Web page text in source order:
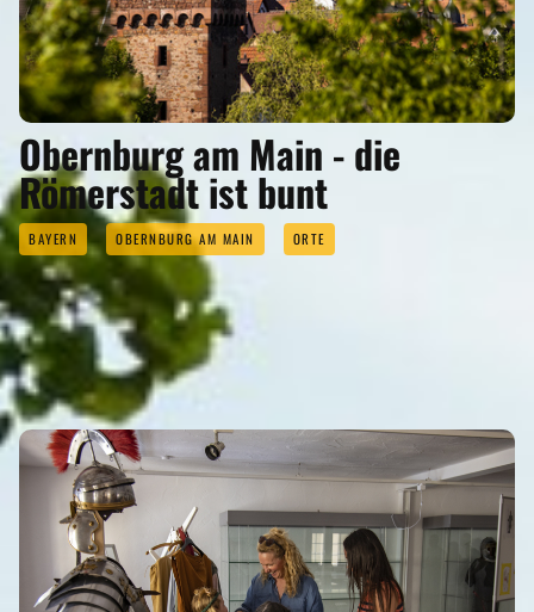
Obernburg am Main - die
Römerstadt ist bunt
BAYERN OBERNBURG AM MAIN ORTE
SEHENSWERTES
Eigenen Eintrag kostenlos erstellen >